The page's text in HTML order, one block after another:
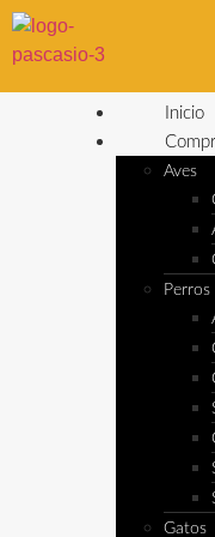
Inicio
Aves
Perros
Gatos